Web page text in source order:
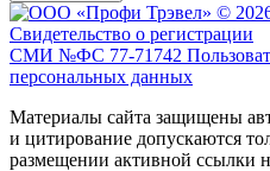
©
Свидетельство о регистрации
СМИ №ФС 77-71742
персональных данных
Материалы сайта защищены
и цитирование допускаются
размещении активной ссылки